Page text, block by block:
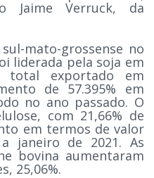
Jaime Verruck, da
mato-grossense no
liderada pela soja em
total exportado em
de 57.395% em
no ano passado. O
com 21,66% de
em termos de valor
janeiro de 2021. As
bovina aumentaram
25,06%.